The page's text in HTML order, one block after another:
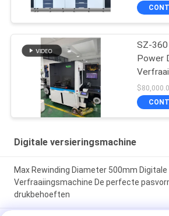
SZ-360
Power
Digitale versieringsmachine
Max Rewinding Diameter 500mm Digitale
Verfraaiingsmachine De perfecte
drukbehoeften